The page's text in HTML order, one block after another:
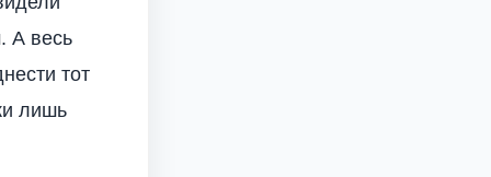
А весь
тот
лишь